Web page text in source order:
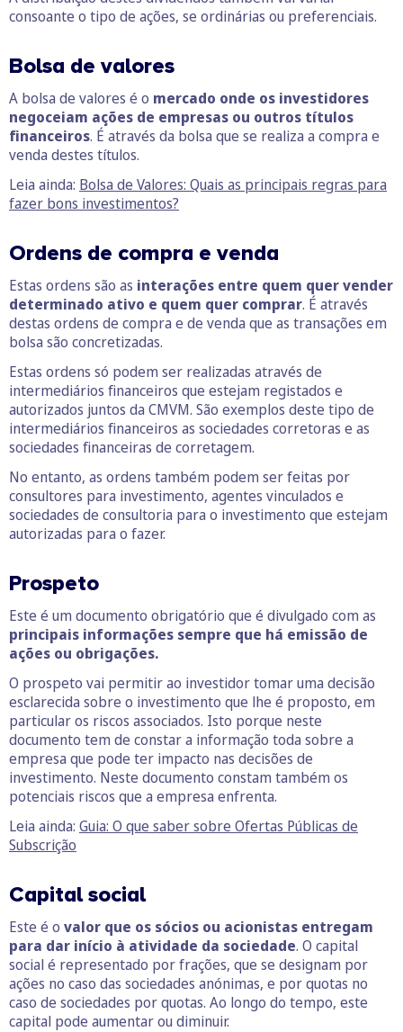
consoante o tipo de ações, se ordinárias ou preferenciais.
Bolsa de valores
A bolsa de valores é o mercado onde os investidores
negoceiam ações de empresas ou outros títulos
financeiros. É através da bolsa que se realiza a compra e
venda destes títulos.
Leia ainda: Bolsa de Valores: Quais as principais regras para
fazer bons investimentos?
Ordens de compra e venda
Estas ordens são as interações entre quem quer vender
determinado ativo e quem quer comprar. É através
destas ordens de compra e de venda que as transações em
bolsa são concretizadas.
Estas ordens só podem ser realizadas através de
intermediários financeiros que estejam registados e
autorizados juntos da CMVM. São exemplos deste tipo de
intermediários financeiros as sociedades corretoras e as
sociedades financeiras de corretagem.
No entanto, as ordens também podem ser feitas por
consultores para investimento, agentes vinculados e
sociedades de consultoria para o investimento que estejam
autorizadas para o fazer.
Prospeto
Este é um documento obrigatório que é divulgado com as
principais informações sempre que há emissão de
ações ou obrigações.
O prospeto vai permitir ao investidor tomar uma decisão
esclarecida sobre o investimento que lhe é proposto, em
particular os riscos associados. Isto porque neste
documento tem de constar a informação toda sobre a
empresa que pode ter impacto nas decisões de
investimento. Neste documento constam também os
potenciais riscos que a empresa enfrenta.
Leia ainda: Guia: O que saber sobre Ofertas Públicas de
Subscrição
Capital social
Este é o valor que os sócios ou acionistas entregam
para dar início à atividade da sociedade. O capital
social é representado por frações, que se designam por
ações no caso das sociedades anónimas, e por quotas no
caso de sociedades por quotas. Ao longo do tempo, este
capital pode aumentar ou diminuir.